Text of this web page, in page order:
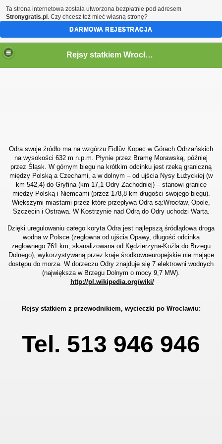
Rejsy statkiem Wrocław
Odra swoje źródło ma na wzgórzu Fidlův Kopec w Górach Odrzańskich
na wysokości 632 m n.p.m. Płynie przez Bramę Morawską, później
przez Śląsk. W górnym biegu na krótkim odcinku jest rzeką graniczną
między Polską a Czechami, a w dolnym – od ujścia Nysy Łużyckiej (w
km 542,4) do Gryfina (km 17,1 Odry Zachodniej) – stanowi granicę
między Polską i Niemcami (przez 178,8 km długości swojego biegu).
Większymi miastami przez które przepływa Odra są:Wrocław, Opole,
Szczecin i Ostrawa. W Kostrzynie nad Odrą do Odry uchodzi Warta.
Dzięki uregulowaniu całego koryta Odra jest najlepszą śródlądowa droga
wodna w Polsce (żeglowna od ujścia Opawy, długość odcinka
żeglownego 761 km, skanalizowana od Kędzierzyna-Koźla do Brzegu
Dolnego), wykorzystywaną przez kraje środkowoeuropejskie nie mające
dostępu do morza. W dorzeczu Odry znajduje się 7 elektrowni wodnych
(największa w Brzegu Dolnym o mocy 9,7 MW).
http://pl.wikipedia.org/wiki/
Rejsy statkiem z przewodnikiem, wycieczki po Wroclawiu:
Tel. 513 946 946
Ta strona internetowa została utworzona bezpłatnie pod adresem
Stronygratis.pl . Czy chcesz też mieć własną stronę?
DARMOWA REJESTRACJA